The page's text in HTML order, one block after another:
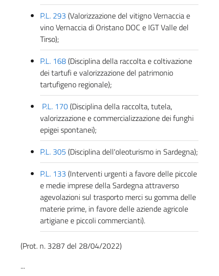
P.L. 293 (Valorizzazione del vitigno Vernaccia e
vino Vernaccia di Oristano DOC e IGT Valle del
Tirso);
P.L. 168(Disciplina della raccolta e coltivazione
dei tartufi e valorizzazione del patrimonio
tartufigeno regionale);
P.L. 170(Disciplina della raccolta, tutela,
valorizzazione e commercializzazione dei funghi
epigei spontanei);
P.L. 305 (Disciplina dell'oleoturismo in Sardegna);
P.L. 133 (Interventi urgenti a favore delle piccole
e medie imprese della Sardegna attraverso
agevolazioni sul trasporto merci su gomma delle
materie prime, in favore delle aziende agricole
artigiane e piccoli commercianti).
(Prot. n. 3287 del 28/04/2022)
...